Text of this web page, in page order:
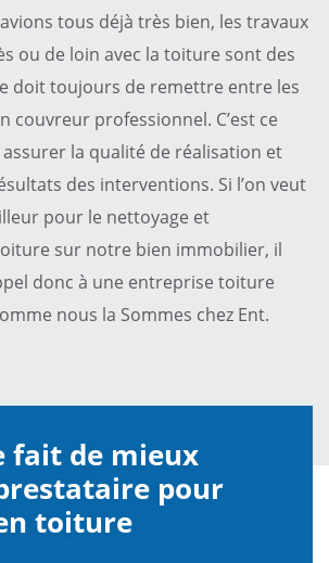
tous déjà très bien, les travaux
ou de loin avec la toiture sont des
doit toujours de remettre entre les
couvreur professionnel. C’est ce
la qualité de réalisation et
des interventions. Si l’on veut
pour le nettoyage et
sur notre bien immobilier, il
donc à une entreprise toiture
nous la Sommes chez Ent.
fait de mieux
pour
toiture